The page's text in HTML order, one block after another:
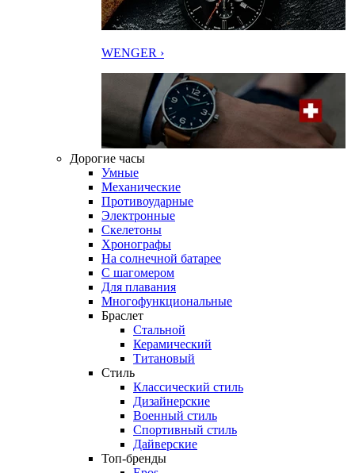
WENGER ›
Дорогие часы
Умные
Механические
Противоударные
Электронные
Скелетоны
Хронографы
На солнечной батарее
С шагомером
Для плавания
Многофункциональные
Браслет
Стальной
Керамический
Титановый
Стиль
Классический стиль
Дизайнерские
Военный стиль
Спортивный стиль
Дайверские
Топ-бренды